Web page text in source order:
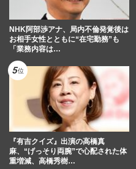
NHK阿部渉アナ、局内不倫発覚後は
お相手女性とともに“在宅勤務”も
「業務内容は…
『有吉クイズ』出演の高橋真
麻、“げっそり両腕”で心配された体
重増減、高橋秀樹…